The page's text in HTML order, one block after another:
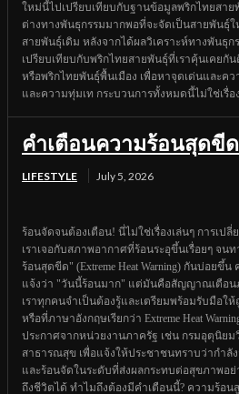
ใหม่นี้ไปเปรียบเทียบกับฐานข้อมูลพริกไทยสา
ต่างทางพันธุกรรมมากพอที่จะจัดเป็นสายพันธุ์ใ
สายพันธุ์เดิม หลังจากได้ผลวิเคราะห์ทางพันธุ
เปรียบเทียบกับพริกไทยสายพันธุ์ที่เราคุ้นเคยกั
หรือพริกไทยพันธุ์พื้นเมือง เพื่อหาจุดเด่นและคว
และความทุ่มเท กระบวนการทั้งหมดนี้ไม่ใช่เรื่อ
คำเตือนความร้อนสุดขีด
LIFESTYLE July 5, 2026
ร้อนจัดจนต้องเตือน! นี่ไม่ใช่เรื่องเล่นๆ การเ
เราเจอกับสภาพอากาศที่ร้อนระอุขึ้นเรื่อยๆ จน
ร้อนสุดขีด" (Extreme Heat Warning) กันบ่อยขึ้
แจ้งว่า "วันนี้ร้อนมาก" แต่มันคือสัญญาณเตือน
เราทุกคนจำเป็นต้องรู้และเตรียมพร้อมรับมือใ
หรือที่ภาษาอังกฤษเรียกว่า Extreme Heat
ประกาศจากหน่วยงานภาครัฐ เช่น กรมอุตุนิย
สาธารณสุข เพื่อแจ้งให้ประชาชนทราบว่ากำ
และร้อนจัดในระดับที่ส่งผลกระทบต่อสุขภาพอย่
ถึงชีวิตได้ ทำไมถึงต้องมีคำเตือนนี้? ความร้อ